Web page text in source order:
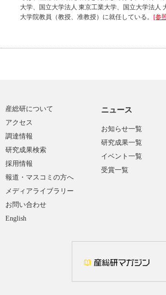
大学、国立大学法人 東京工業大学、国立大学法人
大学院教員（教授、准教授）に就任している。 [参
産総研について
アクセス
調達情報
研究成果検索
採用情報
報道・マスコミの方へ
メディアライブラリー
お問い合わせ
English
ニュース
お知らせ一覧
研究成果一覧
イベント一覧
受賞一覧